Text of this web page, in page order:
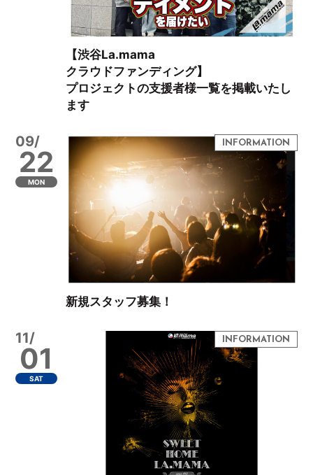
【渋谷La.mama
クラウドファンディング】
プロジェクトの支援者様一覧を掲載いたし
ます
09/
22
MON
新規スタッフ募集！
11/
01
SAT